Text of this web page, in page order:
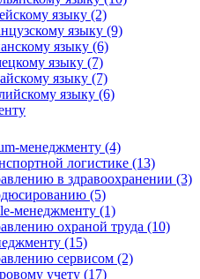
языку (2)
языку (9)
языку (6)
языку (7)
языку (7)
языку (6)
менеджменту (4)
логистике (13)
в здравоохранении (3)
(5)
менеджменту (1)
охраной труда (10)
(15)
сервисом (2)
учету (17)